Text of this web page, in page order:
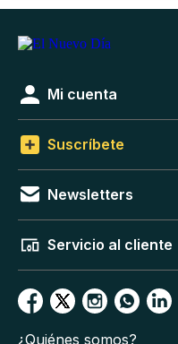
Mi cuenta
Suscríbete
Newsletters
Servicio al cliente
¿Quiénes somos?